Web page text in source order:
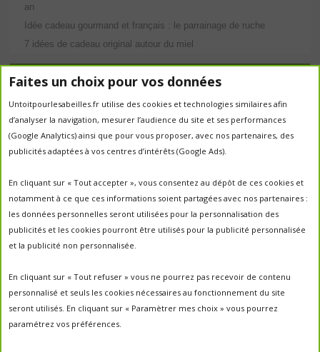
Faites un choix pour vos données
Untoitpourlesabeilles.fr utilise des cookies et technologies similaires afin
d’analyser la navigation, mesurer l’audience du site et ses performances
(Google Analytics) ainsi que pour vous proposer, avec nos partenaires, des
publicités adaptées à vos centres d’intérêts (Google Ads).
En cliquant sur « Tout accepter », vous consentez au dépôt de ces cookies et
notamment à ce que ces informations soient partagées avec nos partenaires :
les données personnelles seront utilisées pour la personnalisation des
publicités et les cookies pourront être utilisés pour la publicité personnalisée
et la publicité non personnalisée.
En cliquant sur « Tout refuser » vous ne pourrez pas recevoir de contenu
personnalisé et seuls les cookies nécessaires au fonctionnement du site
seront utilisés. En cliquant sur « Paramètrer mes choix » vous pourrez
paramétrez vos préférences.
an
Idée cadeau gourmand et français : le parrainage de ruche
7 idées de cadeau original autour du miel
Étiquettes
abeille abeilles
apiculteur apiculteurs apiculture apiculture
autrefois biodiversité Chantal Jacquot et Yves Robert
essaimage essaim sauvage fleurs la vie de la
ruche Maroc miel miel; production;abeilles
miel
français
parrainage de ruche
parrainer une ruche pesticides
portes ouvertes
rencontre apiculteurs ruche récolte récolte miel
saison2017 saison2018 saison apicole sauvage un
toit pour les abeilles untoitpourlesabeilles
Un Toit Pour Les Abeilles; abeilles; miel